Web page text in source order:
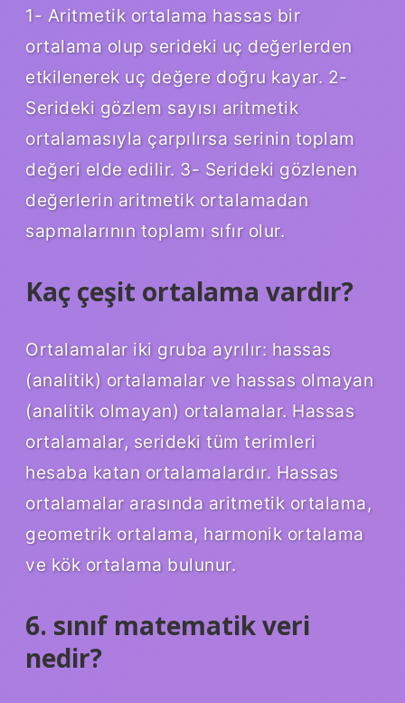
1- Aritmetik ortalama hassas bir
ortalama olup serideki uç değerlerden
etkilenerek uç değere doğru kayar. 2-
Serideki gözlem sayısı aritmetik
ortalamasıyla çarpılırsa serinin toplam
değeri elde edilir. 3- Serideki gözlenen
değerlerin aritmetik ortalamadan
sapmalarının toplamı sıfır olur.
Kaç çeşit ortalama vardır?
Ortalamalar iki gruba ayrılır: hassas
(analitik) ortalamalar ve hassas olmayan
(analitik olmayan) ortalamalar. Hassas
ortalamalar, serideki tüm terimleri
hesaba katan ortalamalardır. Hassas
ortalamalar arasında aritmetik ortalama,
geometrik ortalama, harmonik ortalama
ve kök ortalama bulunur.
6. sınıf matematik veri
nedir?